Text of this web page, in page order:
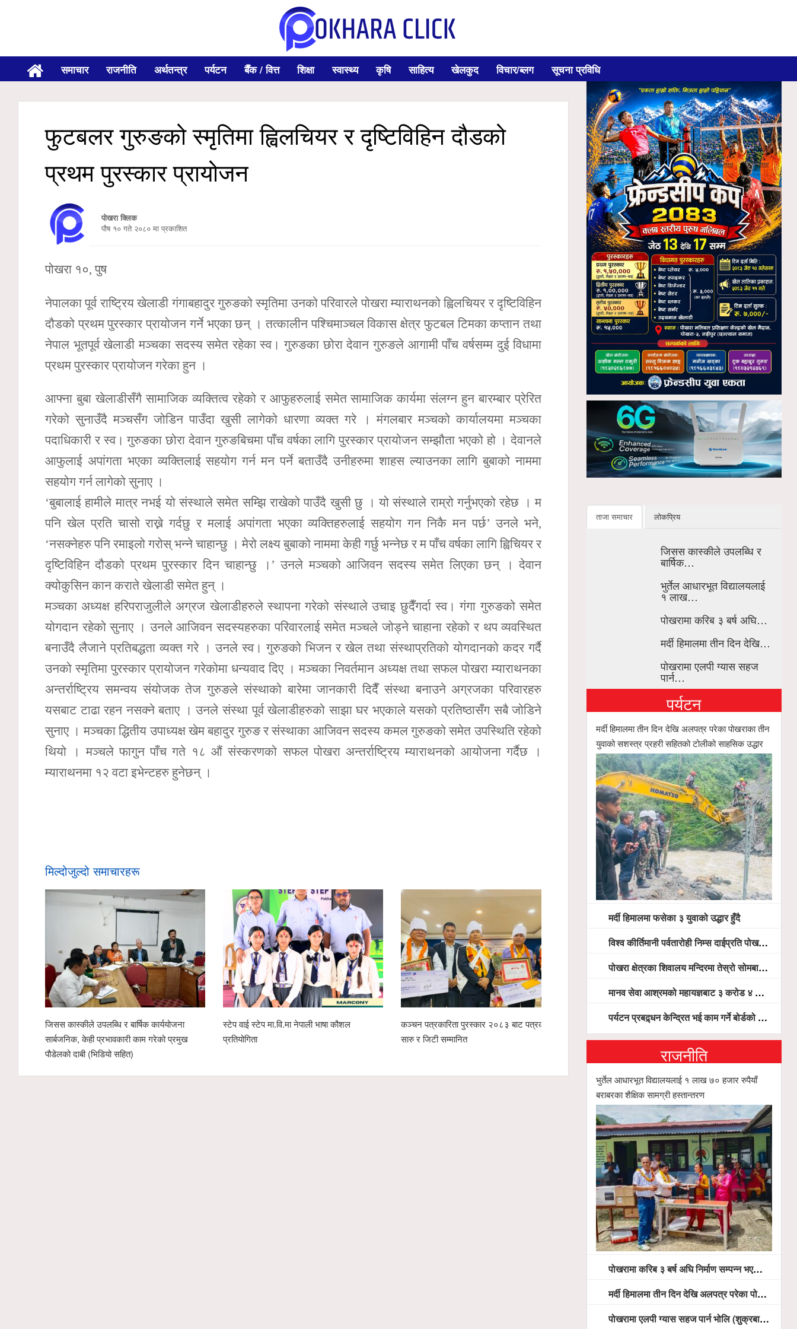
समाचार राजनीति अर्थतन्त्र पर्यटन बैँक / वित्त शिक्षा स्वास्थ्य कृषि साहित्य खेलकुद विचार/ब्लग सूचना प्रविधि
फुटबलर गुरुङको स्मृतिमा ह्विलचियर र दृष्टिविहिन दौडको
प्रथम पुरस्कार प्रायोजन
पोखरा क्लिक
पौष १० गते २०८० मा प्रकाशित
पोखरा १०, पुष
नेपालका पूर्व राष्ट्रिय खेलाडी गंगाबहादुर गुरुङको स्मृतिमा उनको परिवारले पोखरा म्याराथनको ह्विलचियर र दृष्टिविहिन
दौडको प्रथम पुरस्कार प्रायोजन गर्ने भएका छन् । तत्कालीन पश्चिमाञ्चल विकास क्षेत्र फुटबल टिमका कप्तान तथा
नेपाल भूतपूर्व खेलाडी मञ्चका सदस्य समेत रहेका स्व। गुरुङका छोरा देवान गुरुङले आगामी पाँच वर्षसम्म दुई विधामा
प्रथम पुरस्कार प्रायोजन गरेका हुन ।
आफ्ना बुबा खेलाडीसँगै सामाजिक व्यक्तित्व रहेको र आफुहरुलाई समेत सामाजिक कार्यमा संलग्न हुन बारम्बार प्रेरित
गरेको सुनाउँदै मञ्चसँग जोडिन पाउँदा खुसी लागेको धारणा व्यक्त गरे । मंगलबार मञ्चको कार्यालयमा मञ्चका
पदाधिकारी र स्व। गुरुङका छोरा देवान गुरुङबिचमा पाँच वर्षका लागि पुरस्कार प्रायोजन सम्झौता भएको हो । देवानले
आफुलाई अपांगता भएका व्यक्तिलाई सहयोग गर्न मन पर्ने बताउँदै उनीहरुमा शाहस ल्याउनका लागि बुबाको नाममा
सहयोग गर्न लागेको सुनाए ।
‘बुबालाई हामीले मात्र नभई यो संस्थाले समेत सम्झि राखेको पाउँदै खुसी छु । यो संस्थाले राम्रो गर्नुभएको रहेछ । म
पनि खेल प्रति चासो राख्ने गर्दछु र मलाई अपांगता भएका व्यक्तिहरुलाई सहयोग गन निकै मन पर्छ’ उनले भने,
‘नसक्नेहरु पनि रमाइलो गरोस् भन्ने चाहान्छु । मेरो लक्ष्य बुबाको नाममा केही गर्छु भन्नेछ र म पाँच वर्षका लागि ह्विचियर र
दृष्टिविहिन दौडको प्रथम पुरस्कार दिन चाहान्छु ।’ उनले मञ्चको आजिवन सदस्य समेत लिएका छन् । देवान
क्योकुसिन कान कराते खेलाडी समेत हुन् ।
मञ्चका अध्यक्ष हरिपराजुलीले अग्रज खेलाडीहरुले स्थापना गरेको संस्थाले उचाइ छुदैँगर्दा स्व। गंगा गुरुङको समेत
योगदान रहेको सुनाए । उनले आजिवन सदस्यहरुका परिवारलाई समेत मञ्चले जोड्ने चाहाना रहेको र थप व्यवस्थित
बनाउँदै लैजाने प्रतिबद्धता व्यक्त गरे । उनले स्व। गुरुङको भिजन र खेल तथा संस्थाप्रतिको योगदानको कदर गर्दै
उनको स्मृतिमा पुरस्कार प्रायोजन गरेकोमा धन्यवाद दिए । मञ्चका निवर्तमान अध्यक्ष तथा सफल पोखरा म्याराथनका
अन्तर्राष्ट्रिय समन्वय संयोजक तेज गुरुङले संस्थाको बारेमा जानकारी दिदैँ संस्था बनाउने अग्रजका परिवारहरु
यसबाट टाढा रहन नसक्ने बताए । उनले संस्था पूर्व खेलाडीहरुको साझा घर भएकाले यसको प्रतिष्ठासँग सबै जोडिने
सुनाए । मञ्चका द्धितीय उपाध्यक्ष खेम बहादुर गुरुङ र संस्थाका आजिवन सदस्य कमल गुरुङको समेत उपस्थिति रहेको
थियो । मञ्चले फागुन पाँच गते १८ औं संस्करणको सफल पोखरा अन्तर्राष्ट्रिय म्याराथनको आयोजना गर्दैछ ।
म्याराथनमा १२ वटा इभेन्टहरु हुनेछन् ।
मिल्दोजुल्दो समाचारहरू
जिसस कास्कीले उपलब्धि र बार्षिक कार्ययोजना
सार्बजनिक, केही प्रभावकारी काम गरेको प्रमुख
पौडेलको दाबी (भिडियो सहित)
स्टेप वाई स्टेप मा.वि.मा नेपाली भाषा कौशल
प्रतियोगिता
कञ्चन पत्रकारिता पुरस्कार २०८३ बाट पत्रकारद्वय
सारु र जिटी सम्मानित
१४ औँ वार्षिकोत्सवमा पोखरा ट्रेड मलको ‘ग्रान्ड
फेस्ट २०८३’ यही साउन २२ देखि हुने
मर्दी
ताजा समाचार लोकप्रिय
जिसस कास्कीले उपलब्धि र
बार्षिक…
भुर्तेल आधारभूत विद्यालयलाई
१ लाख…
पोखरामा करिब ३ बर्ष अघि…
मर्दी हिमालमा तीन दिन देखि…
पोखरामा एलपी ग्यास सहज
पार्न…
पर्यटन
मर्दी हिमालमा तीन दिन देखि अलपत्र परेका पोखराका तीन
युवाको सशस्त्र प्रहरी सहितको टोलीको साहसिक उद्धार
मर्दी हिमालमा फसेका ३ युवाको उद्धार हुँदै
विश्व कीर्तिमानी पर्वतारोही निम्स दाईप्रति पोखरामा श्रद्धाञ्जली, दीप प्रज्वलन गर्दै योगदानको प्रशंसा (भिडियो सहित)
पोखरा क्षेत्रका शिवालय मन्दिरमा तेस्रो सोमबार भक्तजनको बिहानैदेखि घुइँचो
मानव सेवा आश्रमको महायज्ञबाट ३ करोड ४ लाख ५९ हजार बचत, १ करोड ४४ लाख उठ्न बाँकी, विना संचार माध्यम तर प्रचार प्रसारमै भयो १९ लाख खर्च !
पर्यटन प्रबद्र्धन केन्द्रित भई काम गर्ने बोर्डको योजना छः सदस्य पोखरेल, चलिय पोखरालाई थप प्रभावकारी बनाउन होटल संघको माग
राजनीति
भुर्तेल आधारभूत विद्यालयलाई १ लाख ७० हजार रुपैयाँ
बराबरका शैक्षिक सामग्री हस्तान्तरण
पोखरामा करिब ३ बर्ष अघि निर्माण सम्पन्न भएको विद्युतीय शवदाह गृह अझै संचालनमा आउन सकेन, तत्काल संचालन गर्न स्थानियको माग
मर्दी हिमालमा तीन दिन देखि अलपत्र परेका पोखराका तीन युवाको सशस्त्र प्रहरी सहितको टोलीको साहसिक उद्धार
पोखरामा एलपी ग्यास सहज पार्न भोलि (शुक्रबार) देखि खुद्रा पसलबाटै बिक्रि वितरण हुने, स्टोर नगर्न आग्रह